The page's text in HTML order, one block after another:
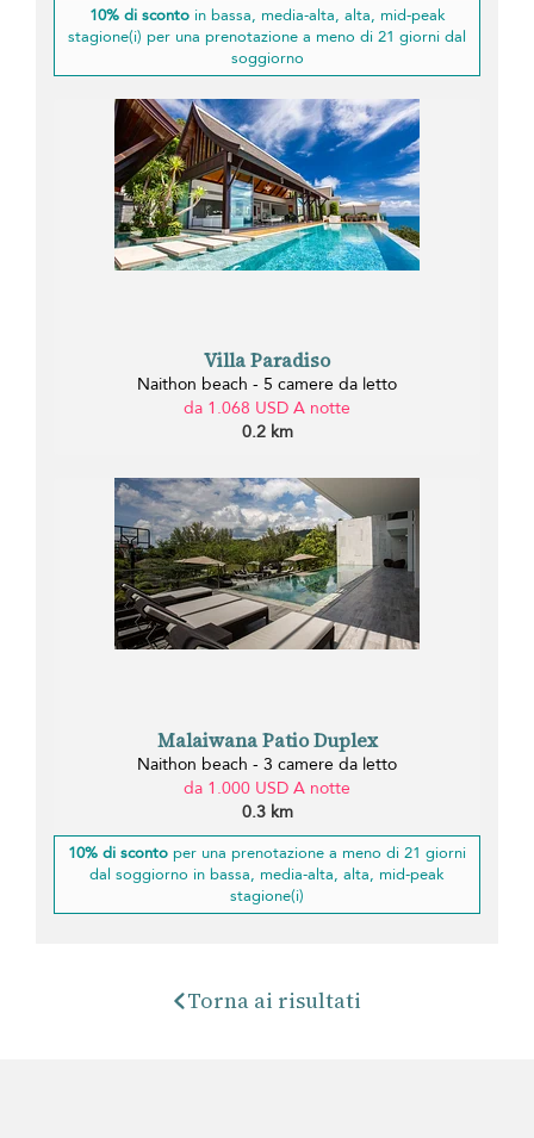
10% di scontoin bassa, media-alta, alta, mid-peak
stagione(i) per una prenotazione a meno di 21 giorni dal
soggiorno
Villa Paradiso
Naithon beach - 5 camere da letto
da 1.068 USD A notte
0.2 km
Malaiwana Patio Duplex
Naithon beach - 3 camere da letto
da 1.000 USD A notte
0.3 km
10% di sconto per una prenotazione a meno di 21 giorni
dal soggiorno in bassa, media-alta, alta, mid-peak
stagione(i)
Torna ai risultati